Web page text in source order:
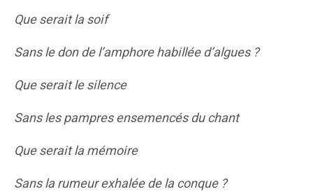
Que serait la soif
Sans le don de l’amphore habillée d’algues ?
Que serait le silence
Sans les pampres ensemencés du chant
Que serait la mémoire
Sans la rumeur exhalée de la conque ?